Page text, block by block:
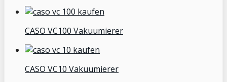
CASO VC100 Vakuumierer
CASO VC10 Vakuumierer